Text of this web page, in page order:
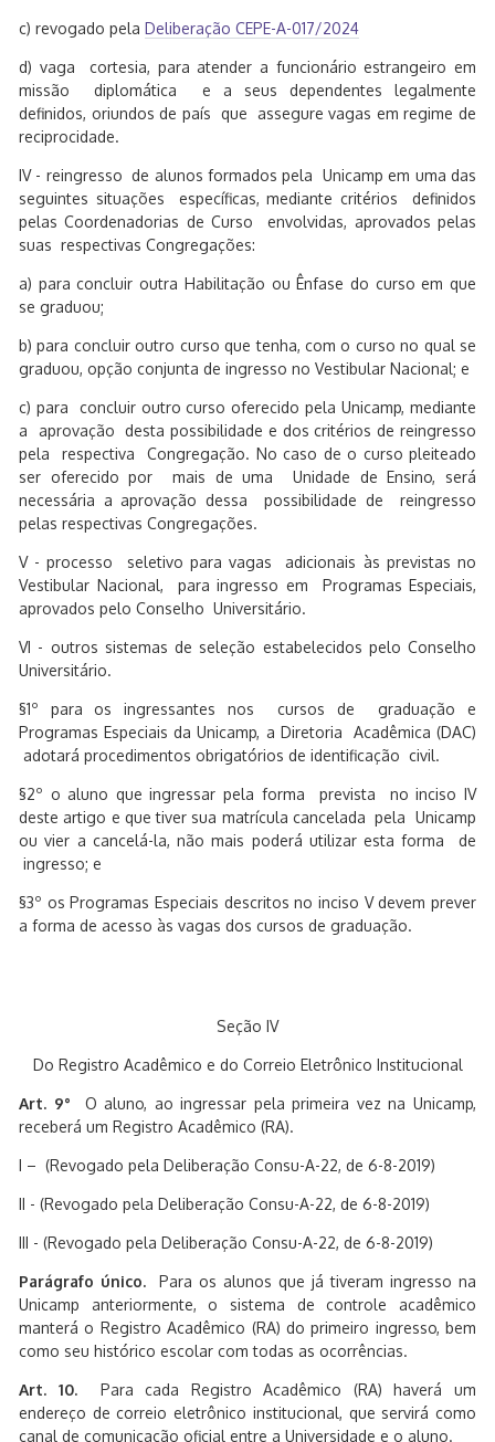
c) revogado pela Deliberação CEPE-A-017/2024
d) vaga cortesia, para atender a funcionário estrangeiro em
missão diplomática e a seus dependentes legalmente
definidos, oriundos de país que assegure vagas em regime de
reciprocidade.
IV - reingresso de alunos formados pela Unicamp em uma das
seguintes situações específicas, mediante critérios definidos
pelas Coordenadorias de Curso envolvidas, aprovados pelas
suas respectivas Congregações:
a) para concluir outra Habilitação ou Ênfase do curso em que
se graduou;
b) para concluir outro curso que tenha, com o curso no qual se
graduou, opção conjunta de ingresso no Vestibular Nacional; e
c) para concluir outro curso oferecido pela Unicamp, mediante
a aprovação desta possibilidade e dos critérios de reingresso
pela respectiva Congregação. No caso de o curso pleiteado
ser oferecido por mais de uma Unidade de Ensino, será
necessária a aprovação dessa possibilidade de reingresso
pelas respectivas Congregações.
V - processo seletivo para vagas adicionais às previstas no
Vestibular Nacional, para ingresso em Programas Especiais,
aprovados pelo Conselho Universitário.
VI - outros sistemas de seleção estabelecidos pelo Conselho
Universitário.
§1º para os ingressantes nos cursos de graduação e
Programas Especiais da Unicamp, a Diretoria Acadêmica (DAC)
adotará procedimentos obrigatórios de identificação civil.
§2º o aluno que ingressar pela forma prevista no inciso IV
deste artigo e que tiver sua matrícula cancelada pela Unicamp
ou vier a cancelá-la, não mais poderá utilizar esta forma de
ingresso; e
§3º os Programas Especiais descritos no inciso V devem prever
a forma de acesso às vagas dos cursos de graduação.
Seção IV
Do Registro Acadêmico e do Correio Eletrônico Institucional
Art. 9° O aluno, ao ingressar pela primeira vez na Unicamp,
receberá um Registro Acadêmico (RA).
I – (Revogado pela Deliberação Consu-A-22, de 6-8-2019)
II - (Revogado pela Deliberação Consu-A-22, de 6-8-2019)
III - (Revogado pela Deliberação Consu-A-22, de 6-8-2019)
Parágrafo único. Para os alunos que já tiveram ingresso na
Unicamp anteriormente, o sistema de controle acadêmico
manterá o Registro Acadêmico (RA) do primeiro ingresso, bem
como seu histórico escolar com todas as ocorrências.
Art. 10. Para cada Registro Acadêmico (RA) haverá um
endereço de correio eletrônico institucional, que servirá como
canal de comunicação oficial entre a Universidade e o aluno.